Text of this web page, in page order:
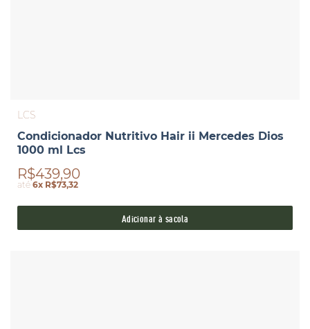
LCS
Condicionador Nutritivo Hair ii Mercedes Dios
1000 ml Lcs
R$439,90
até6x R$73,32
Adicionar à sacola